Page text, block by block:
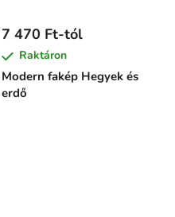
Modern fakép Hegyek és
erdő
7 470 Ft-tól
Raktáron